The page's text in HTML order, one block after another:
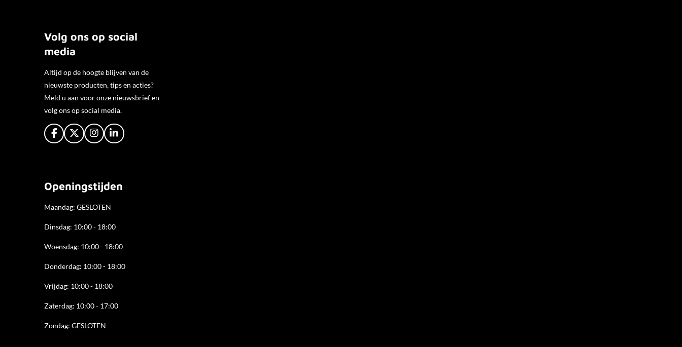
Volg ons op social
media
Altijd op de hoogte blijven van de
nieuwste producten, tips en acties?
Meld u aan voor onze nieuwsbrief en
volg ons op social media.
F
a
o
o
X
I
n
g
r
m
L
i
d
I
Openingstijden
Maandag: GESLOTEN
Dinsdag: 10:00 - 18:00
Woensdag: 10:00 - 18:00
Donderdag: 10:00 - 18:00
Vrijdag: 10:00 - 18:00
Zaterdag: 10:00 - 17:00
Zondag: GESLOTEN